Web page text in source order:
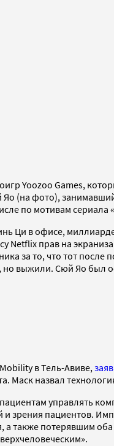
Yoozoo Games,
(на фото),
по мотивам сериала
Ци в офисе,
Netflix прав на
за то, что тот
выжили. Сюй Яо был
в Тель-Авиве,
Маск назвал
управлять
зрения пациентов.
также потерявшим